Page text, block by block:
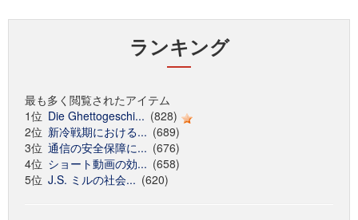
ランキング
最も多く閲覧されたアイテム
1位 Die Ghettogeschi... (828)
2位 新冷戦期における... (689)
3位 通信の安全保障に... (676)
4位 ショート動画の効... (658)
5位 J.S. ミルの社会... (620)